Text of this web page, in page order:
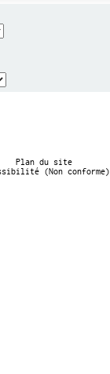
Plan du site
(Non conforme)